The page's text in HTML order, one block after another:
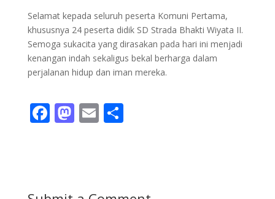
Selamat kepada seluruh peserta Komuni Pertama,
khususnya 24 peserta didik SD Strada Bhakti Wiyata II.
Semoga sukacita yang dirasakan pada hari ini menjadi
kenangan indah sekaligus bekal berharga dalam
perjalanan hidup dan iman mereka.
F
o
M
o
E S